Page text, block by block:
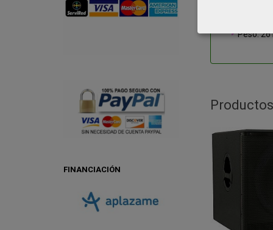
FINANCIACIÓN
Peso: 26